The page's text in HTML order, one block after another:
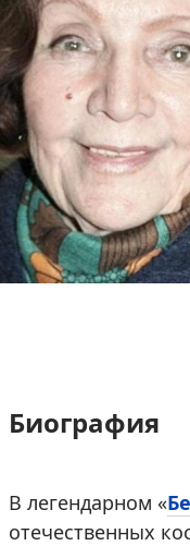
Биография
В легендарном «
отечественных